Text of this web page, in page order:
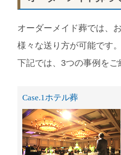
オーダーメイド葬では、
様々な送り方が可能です。
下記では、3つの事例をご
Case.1ホテル葬